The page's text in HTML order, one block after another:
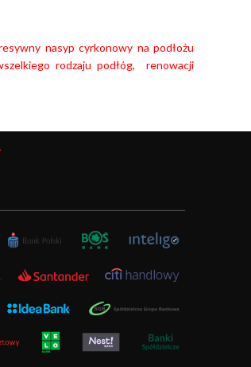
nasyp cyrkonowy na podłożu
rodzaju podłóg, renowacji